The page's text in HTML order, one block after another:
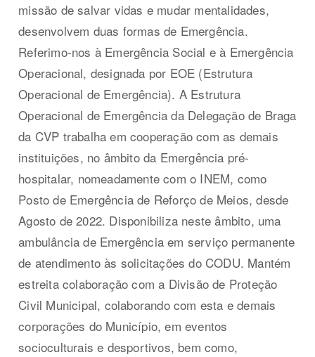
missão de salvar vidas e mudar mentalidades,
desenvolvem duas formas de Emergência.
Referimo-nos à Emergência Social e à Emergência
Operacional, designada por EOE (Estrutura
Operacional de Emergência). A Estrutura
Operacional de Emergência da Delegação de Braga
da CVP trabalha em cooperação com as demais
instituições, no âmbito da Emergência pré-
hospitalar, nomeadamente com o INEM, como
Posto de Emergência de Reforço de Meios, desde
Agosto de 2022. Disponibiliza neste âmbito, uma
ambulância de Emergência em serviço permanente
de atendimento às solicitações do CODU. Mantém
estreita colaboração com a Divisão de Proteção
Civil Municipal, colaborando com esta e demais
corporações do Município, em eventos
socioculturais e desportivos, bem como,